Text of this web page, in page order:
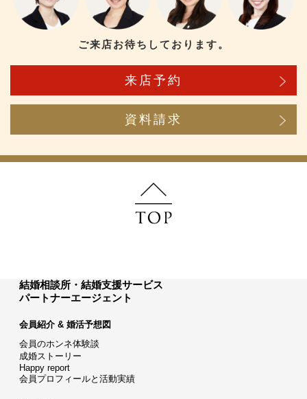
ご来店お待ちしております。
来店予約
資料請求
結婚相談所・結婚支援サービス
パートナーエージェント
会員紹介 & 婚活予想図
会員のホンネ体験談
成婚ストーリー
Happy report
会員プロフィールと活動実績